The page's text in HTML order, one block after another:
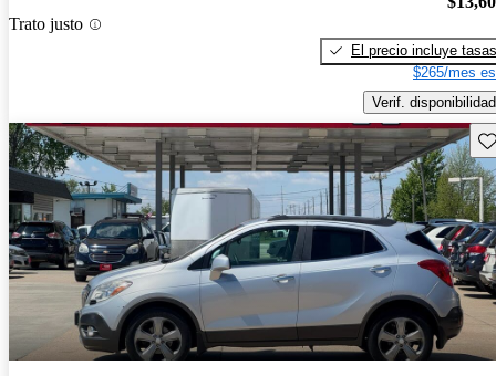
Trato justo
El precio incluye tasas
$265/mes
Verif. disponibilidad